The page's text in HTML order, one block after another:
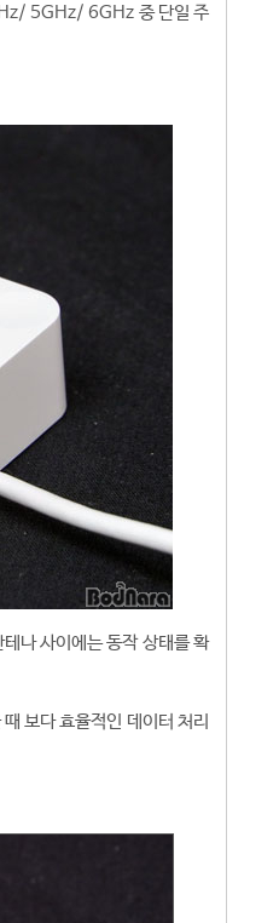
5GHz/ 6GHz 중 단일 주
나 사이에는 동작 상태를 확
보다 효율적인 데이터 처리